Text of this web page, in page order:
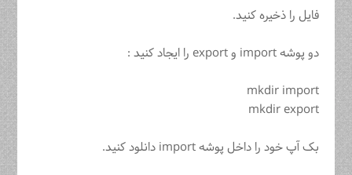
فایل را ذخیره کنید.
دو پوشه import و export را ایجاد کنید :
mkdir import
mkdir export
بک آپ خود را داخل پوشه import دانلود کنید.